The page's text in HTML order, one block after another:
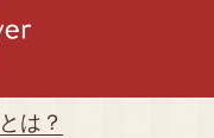
は？